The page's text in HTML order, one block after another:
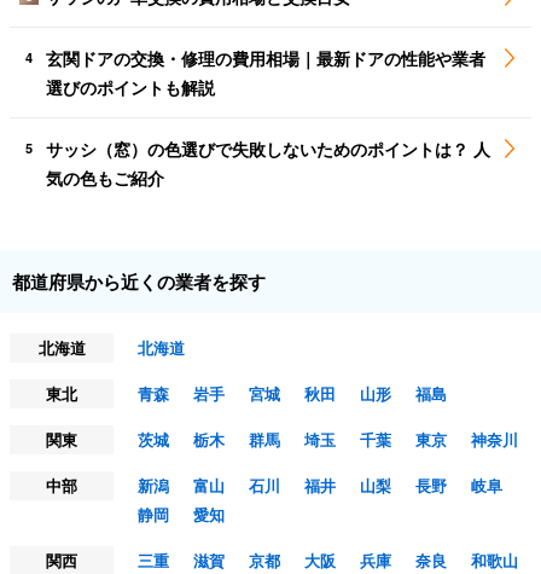
4
玄関ドアの交換・修理の費用相場｜最新ドアの性能や業者
選びのポイントも解説
5
サッシ（窓）の色選びで失敗しないためのポイントは？ 人
気の色もご紹介
都道府県から近くの業者を探す
北海道
北海道
東北
青森 岩手 宮城 秋田 山形
福島
関東
茨城 栃木 群馬 埼玉 千葉 東京
神奈川
中部
新潟 富山 石川 福井 山梨 長野
岐阜
静岡
愛知
関西
三重 滋賀 京都 大阪 兵庫 奈良
和歌山